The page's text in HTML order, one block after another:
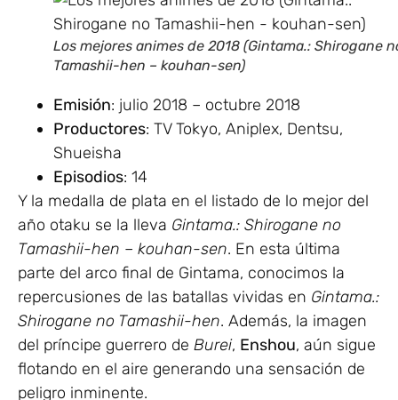
Los mejores animes de 2018 (Gintama.: Shirogane
Tamashii-hen – kouhan-sen)
Emisión: julio 2018 – octubre 2018
Productores: TV Tokyo, Aniplex, Dentsu,
Shueisha
Episodios: 14
Y la medalla de plata en el listado de lo mejor del
año otaku se la lleva Gintama.: Shirogane no
Tamashii-hen – kouhan-sen. En esta última
parte del arco final de Gintama, conocimos la
repercusiones de las batallas vividas en Gintama.:
Shirogane no Tamashii-hen. Además, la imagen
del príncipe guerrero de Burei, Enshou, aún sigue
flotando en el aire generando una sensación de
peligro inminente.